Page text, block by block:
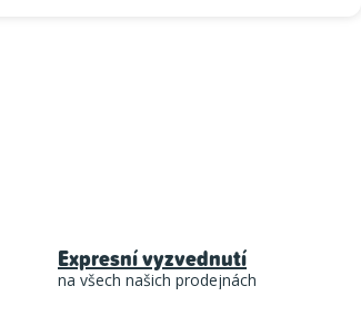
Expresní vyzvednutí
na všech našich prodejnách